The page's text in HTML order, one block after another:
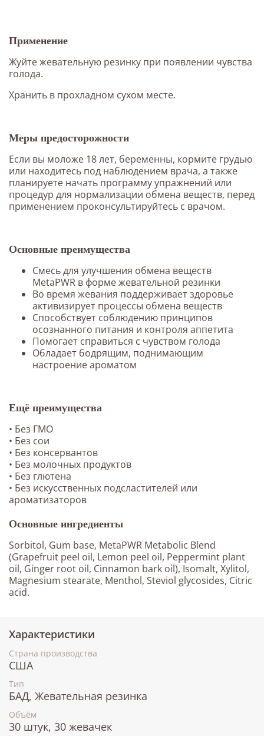
Применение
Жуйте жевательную резинку при появлении чувства
голода.
Хранить в прохладном сухом месте.
Меры предосторожности
Если вы моложе 18 лет, беременны, кормите грудью
или находитесь под наблюдением врача, а также
планируете начать программу упражнений или
процедур для нормализации обмена веществ, перед
применением проконсультируйтесь с врачом.
Основные преимущества
Смесь для улучшения обмена веществ
MetaPWR в форме жевательной резинки
Во время жевания поддерживает здоровье
активизирует процессы обмена веществ
Способствует соблюдению принципов
осознанного питания и контроля аппетита
Помогает справиться с чувством голода
Обладает бодрящим, поднимающим
настроение ароматом
Ещё преимущества
• Без ГМО
• Без сои
• Без консервантов
• Без молочных продуктов
• Без глютена
• Без искусственных подсластителей или
ароматизаторов
Основные ингредиенты
Sorbitol, Gum base, MetaPWR Metabolic Blend
(Grapefruit peel oil, Lemon peel oil, Peppermint plant
oil, Ginger root oil, Cinnamon bark oil), Isomalt, Xylitol,
Magnesium stearate, Menthol, Steviol glycosides, Citric
acid.
Характеристики
Страна производства
США
Тип
БАД, Жевательная резинка
Объём
30 штук, 30 жевачек